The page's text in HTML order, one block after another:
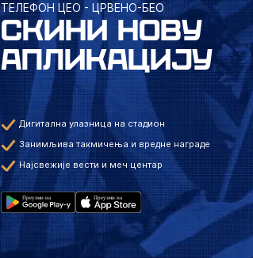
ТЕЛЕФОН ЦЕО - ЦРВЕНО-БЕО
СКИНИ НОВУ
АПЛИКАЦИЈУ
Дигитална улазница на стадион
Занимљива такмичења и вредне награде
Најсвежије вести и меч центар